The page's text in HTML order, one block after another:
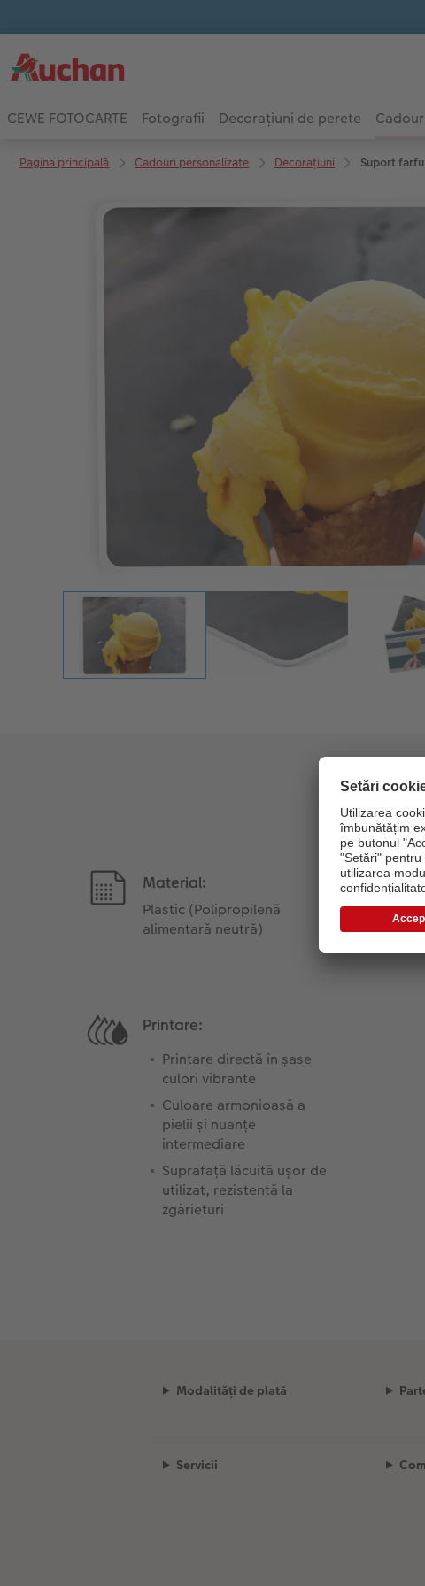
CEWE FOTOCARTE Fotografii Decorațiuni de perete
Pagina principală Cadouri personalizate Decorațiuni Suport
Material:
Plastic (Polipropilenă
alimentară neutră)
Printare:
Printare directă în șase
culori vibrante
Culoare armonioasă a
pielii și nuanțe
intermediare
Suprafață lăcuită ușor de
utilizat, rezistentă la
zgârieturi
Modalități de plată
Servicii